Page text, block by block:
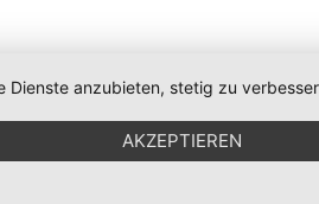
anzubieten, stetig zu
AKZEPTIEREN